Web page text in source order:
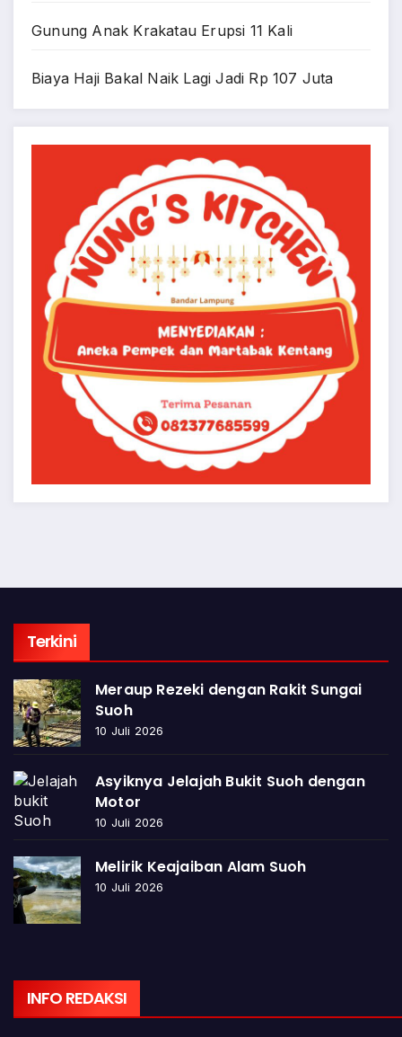
Gunung Anak Krakatau Erupsi 11 Kali
Biaya Haji Bakal Naik Lagi Jadi Rp 107 Juta
Terkini
Meraup Rezeki dengan Rakit Sungai
Suoh
10 Juli 2026
Asyiknya Jelajah Bukit Suoh dengan
Motor
10 Juli 2026
Melirik Keajaiban Alam Suoh
10 Juli 2026
INFO REDAKSI